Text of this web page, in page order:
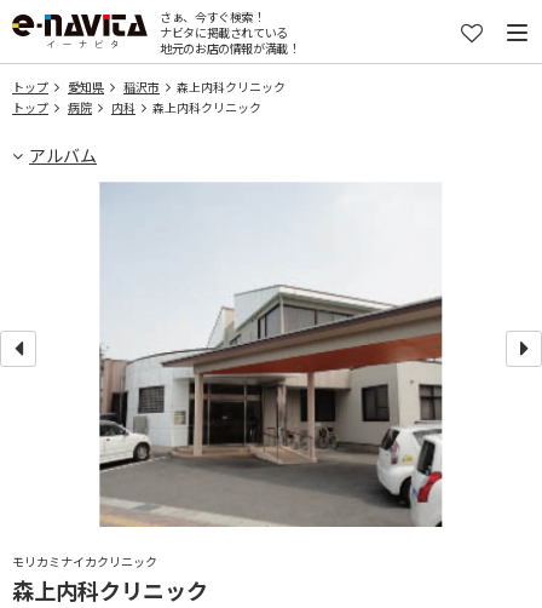
さぁ、今すぐ検索！
ナビタに掲載されている
地元のお店の情報が満載！
トップ 愛知県 稲沢市
森上内科クリニック
トップ
病院 内科 森上内科クリニック
アルバム
モリカミナイカクリニック
森上内科クリニック